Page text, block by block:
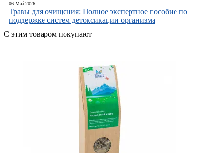
06 Май 2026
Травы для очищения: Полное экспертное пособие по
поддержке систем детоксикации организма
С этим товаром покупают